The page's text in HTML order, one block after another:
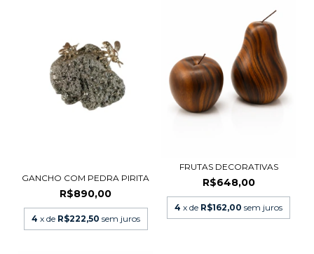
GANCHO COM PEDRA PIRITA
R$890,00
4 x de R$222,50 sem juros
FRUTAS DECORATIVAS
R$648,00
4 x de R$162,00 sem juros